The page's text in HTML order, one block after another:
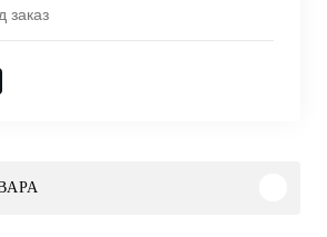
заказ